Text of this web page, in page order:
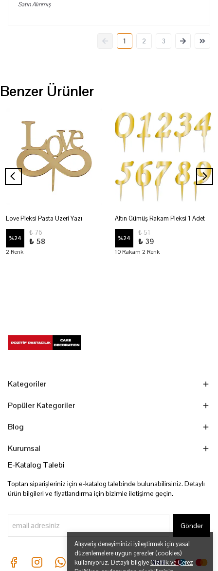
Alışveriş deneyiminizi iyileştirmek için yasal
düzenlemelere uygun çerezler (cookies)
kullanıyoruz. Detaylı bilgiye Gizlilik ve Çerez
Satın Alınmış
1 2 3
Benzer Ürünler
Love Pleksi Pasta Üzeri Yazı
%24
₺ 76
₺ 58
2 Renk
Altın Gümüş Rakam Pleksi 1 Adet
%24
₺ 51
₺ 39
10 Rakam 2 Renk
Kategoriler
Popüler Kategoriler
Blog
Kurumsal
E-Katalog Talebi
Toptan siparişleriniz için e-katalog talebinde bulunabilirsiniz. Detaylı
ürün bilgileri ve fiyatlandırma için bizimle iletişime geçin.
Gönder